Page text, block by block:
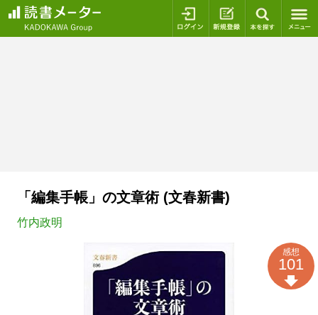
ログイン 新規登録
「編集手帳」の文章術 (文春新書)
竹内政明
感想
101